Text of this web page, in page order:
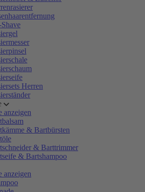
Shave
Herren
anzeigen
& Bartbürsten
& Barttrimmer
& Bartshampoo
anzeigen